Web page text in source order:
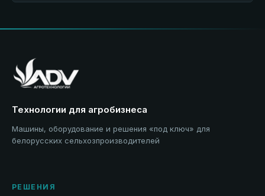
Технологии для агробизнеса
Машины, оборудование и решения «под ключ» для
белорусских сельхозпроизводителей
РЕШЕНИЯ